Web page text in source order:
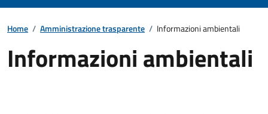
Home / Amministrazione trasparente / Informazioni ambientali
Informazioni ambientali